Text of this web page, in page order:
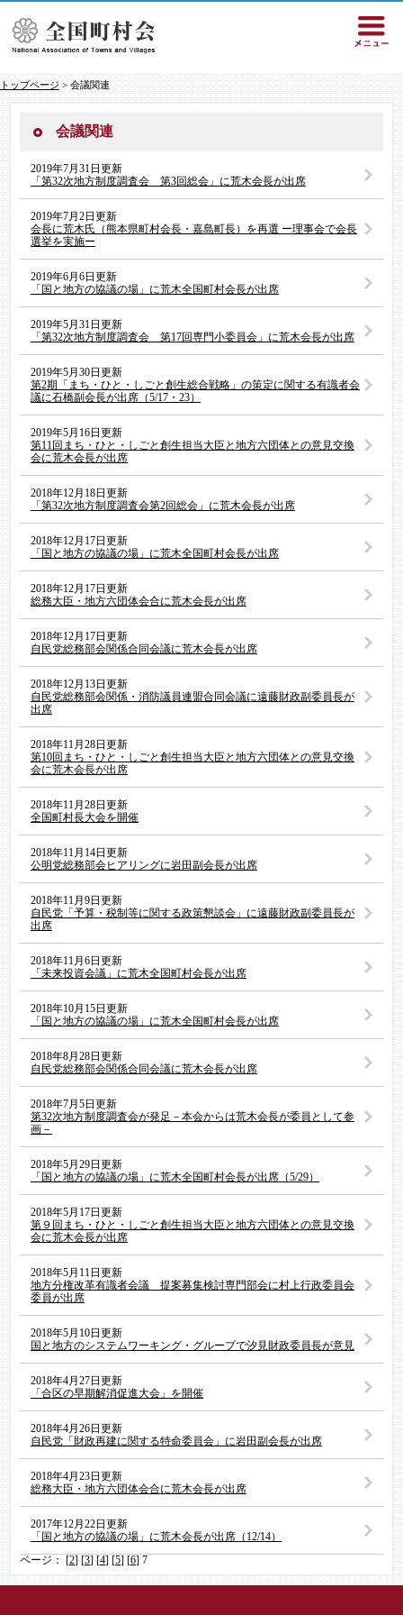
トップページ > 会議関連
会議関連
2019年7月31日更新
「第32次地方制度調査会 第3回総会」に荒木会長が出席
2019年7月2日更新
会長に荒木氏（熊本県町村会長・嘉島町長）を再選 ー理事会で会長
選挙を実施ー
2019年6月6日更新
「国と地方の協議の場」に荒木全国町村会長が出席
2019年5月31日更新
「第32次地方制度調査会 第17回専門小委員会」に荒木会長が出席
2019年5月30日更新
第2期「まち・ひと・しごと創生総合戦略」の策定に関する有識者会
議に石橋副会長が出席（5/17・23）
2019年5月16日更新
第11回まち・ひと・しごと創生担当大臣と地方六団体との意見交換
会に荒木会長が出席
2018年12月18日更新
「第32次地方制度調査会第2回総会」に荒木会長が出席
2018年12月17日更新
「国と地方の協議の場」に荒木全国町村会長が出席
2018年12月17日更新
総務大臣・地方六団体会合に荒木会長が出席
2018年12月17日更新
自民党総務部会関係合同会議に荒木会長が出席
2018年12月13日更新
自民党総務部会関係・消防議員連盟合同会議に遠藤財政副委員長が
出席
2018年11月28日更新
第10回まち・ひと・しごと創生担当大臣と地方六団体との意見交換
会に荒木会長が出席
2018年11月28日更新
全国町村長大会を開催
2018年11月14日更新
公明党総務部会ヒアリングに岩田副会長が出席
2018年11月9日更新
自民党「予算・税制等に関する政策懇談会」に遠藤財政副委員長が
出席
2018年11月6日更新
「未来投資会議」に荒木全国町村会長が出席
2018年10月15日更新
「国と地方の協議の場」に荒木全国町村会長が出席
2018年8月28日更新
自民党総務部会関係合同会議に荒木会長が出席
2018年7月5日更新
第32次地方制度調査会が発足－本会からは荒木会長が委員として参
画－
2018年5月29日更新
「国と地方の協議の場」に荒木全国町村会長が出席（5/29）
2018年5月17日更新
第９回まち・ひと・しごと創生担当大臣と地方六団体との意見交換
会に荒木会長が出席
2018年5月11日更新
地方分権改革有識者会議 提案募集検討専門部会に村上行政委員会
委員が出席
2018年5月10日更新
国と地方のシステムワーキング・グループで汐見財政委員長が意見
2018年4月27日更新
「合区の早期解消促進大会」を開催
2018年4月26日更新
自民党「財政再建に関する特命委員会」に岩田副会長が出席
2018年4月23日更新
総務大臣・地方六団体会合に荒木会長が出席
2017年12月22日更新
「国と地方の協議の場」に荒木会長が出席（12/14）
ページ： [2] [3] [4] [5] [6] 7